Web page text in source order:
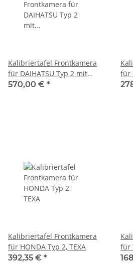
Kalibriertafel Frontkamera
für DAIHATSU Typ 2 mit
Wasserwaage, TEXA
570,00 € *
für
Kalibriertafel Frontkamera
für HONDA Typ 2, TEXA
392,35 € *
für